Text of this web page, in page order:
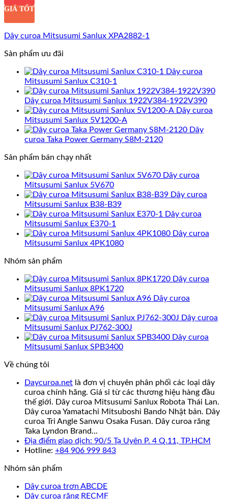
GIÁ TỐT
Dây curoa Mitsusumi Sanlux XPA2882-1
Sản phẩm ưu đãi
Dây curoa
Mitsusumi Sanlux C310-1
Dây curoa Mitsusumi Sanlux 1922V384-1922V390
Dây curoa
Mitsusumi Sanlux 5V1200-A
Dây
curoa Taka Power Germany S8M-2120
Sản phẩm bán chạy nhất
Dây curoa
Mitsusumi Sanlux 5V670
Dây curoa
Mitsusumi Sanlux B38-B39
Dây curoa
Mitsusumi Sanlux E370-1
Dây curoa
Mitsusumi Sanlux 4PK1080
Nhóm sản phẩm
Dây curoa
Mitsusumi Sanlux 8PK1720
Dây curoa
Mitsusumi Sanlux A96
Dây curoa
Mitsusumi Sanlux PJ762-300J
Dây curoa
Mitsusumi Sanlux SPB3400
Về chúng tôi
Daycuroa.net là đơn vị chuyên phân phối các loại dây
curoa chính hãng. Giá sỉ từ các thương hiệu hàng đầu
thế giới. Dây curoa Mitsusumi Sanlux Robota Thái Lan.
Dây curoa Yamatachi Mitsuboshi Bando Nhật bản. Dây
curoa Tri Angle Sanwu Osaka Fusan. Dây curoa răng
Taka Lyndon Brand...
Địa điểm giao dịch: 90/5 Tạ Uyên P. 4 Q.11, TP.HCM
Hotline: +84 906 999 843
Nhóm sản phẩm
Dây curoa trơn ABCDE
Dây curoa răng RECMF